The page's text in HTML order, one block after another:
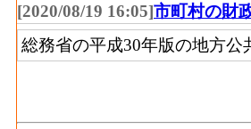
[2020/08/19 16:05]市町村の財
総務省の平成30年版の地方公